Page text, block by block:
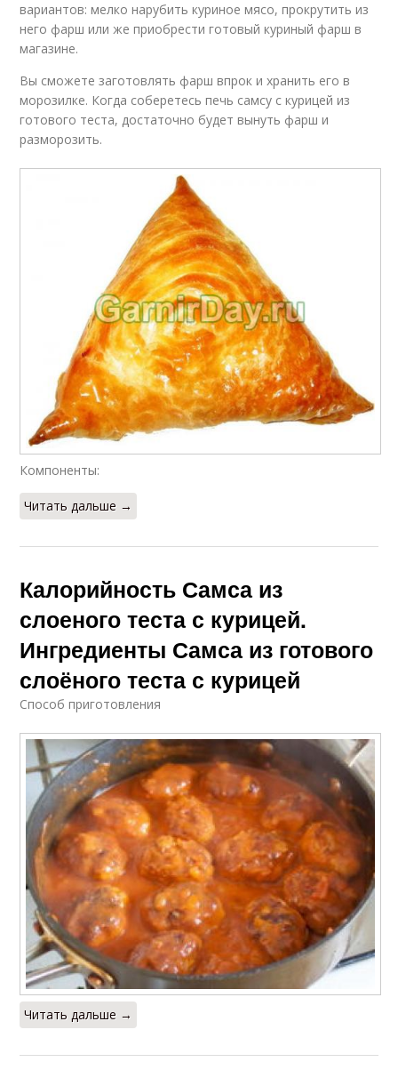
вариантов: мелко нарубить куриное мясо, прокрутить из
него фарш или же приобрести готовый куриный фарш в
магазине.
Вы сможете заготовлять фарш впрок и хранить его в
морозилке. Когда соберетесь печь самсу с курицей из
готового теста, достаточно будет вынуть фарш и
разморозить.
Компоненты:
Читать дальше →
Калорийность Самса из
слоеного теста с курицей.
Ингредиенты Самса из готового
слоёного теста с курицей
Способ приготовления
Читать дальше →